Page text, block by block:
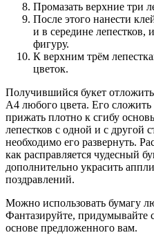
Промазать верхние три
После этого нанести
и в середине лепестков,
фигуру.
К верхним трём
цветок.
Получившийся букет
А4 любого цвета. Его
прижать плотно к сгибу
лепестков с одной и с другой
необходимо его развернуть.
как расправляется чудесный
дополнительно украсить
поздравлений.
Можно использовать бумагу
Фантазируйте, придумывайте
основе предложенного вам.